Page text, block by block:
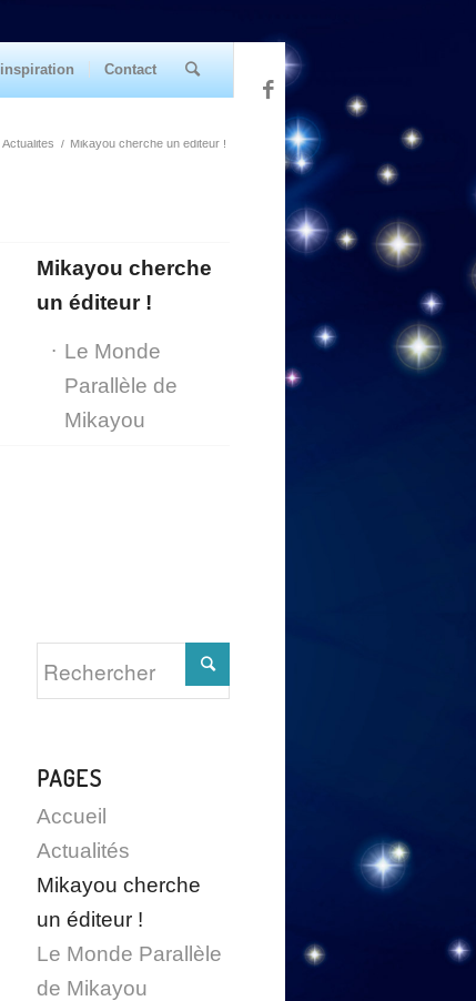
inspiration Contact
Actualités / Mikayou cherche un éditeur !
Mikayou cherche
un éditeur !
Le Monde
Parallèle de
Mikayou
PAGES
Accueil
Actualités
Mikayou cherche
un éditeur !
Le Monde Parallèle
de Mikayou